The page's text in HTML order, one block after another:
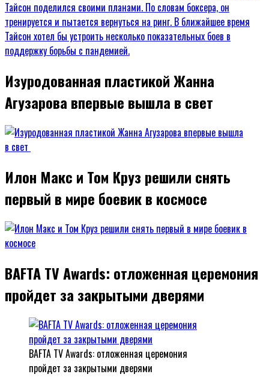
Изуродованная пластикой Жанна
Агузарова впервые вышла в свет
Илон Макс и Том Круз решили снять
первый в мире боевик в космосе
BAFTA TV Awards: отложенная церемония
пройдет за закрытыми дверями
BAFTA TV Awards: отложенная церемония
пройдет за закрытыми дверями